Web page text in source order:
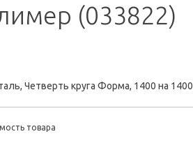
(033822)
Четверть круга Форма, 1400 на 1400
товара